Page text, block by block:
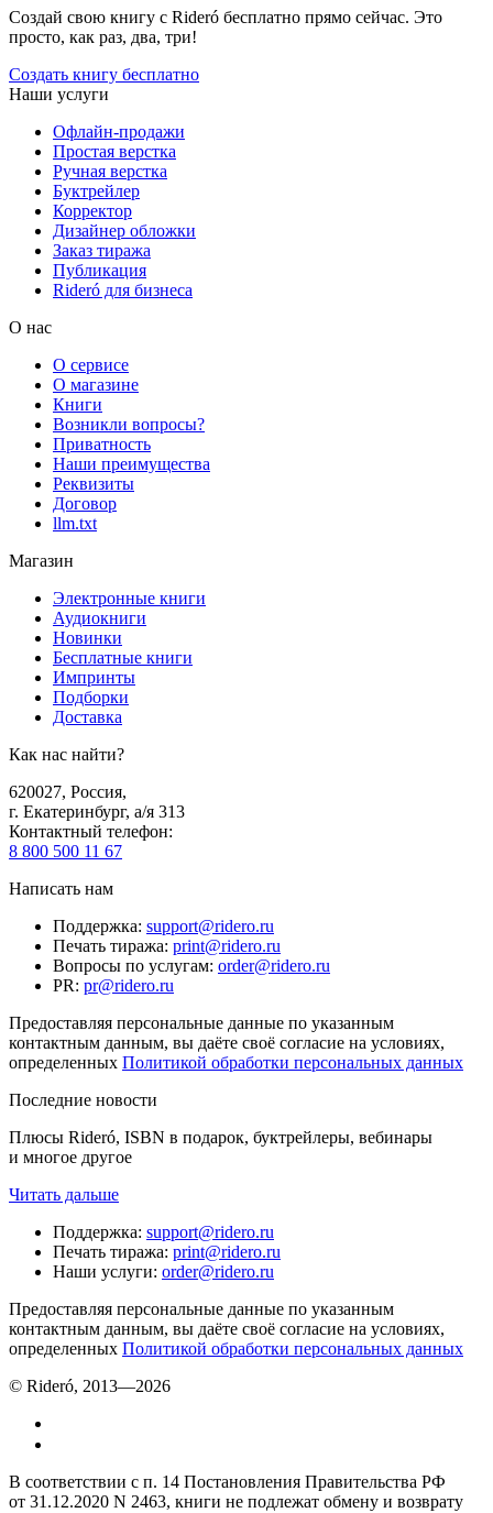
Создай свою книгу с Rideró бесплатно прямо сейчас. Это
просто, как раз, два, три!
Создать книгу бесплатно
Наши услуги
Офлайн-продажи
Простая верстка
Ручная верстка
Буктрейлер
Корректор
Дизайнер обложки
Заказ тиража
Публикация
Rideró для бизнеса
О нас
О сервисе
О магазине
Книги
Возникли вопросы?
Приватность
Наши преимущества
Реквизиты
Договор
llm.txt
Магазин
Электронные книги
Аудиокниги
Новинки
Бесплатные книги
Импринты
Подборки
Доставка
Как нас найти?
620027, Россия,
г. Екатеринбург, а/я 313
Контактный телефон:
8 800 500 11 67
Написать нам
Поддержка: support@ridero.ru
Печать тиража: print@ridero.ru
Вопросы по услугам: order@ridero.ru
PR: pr@ridero.ru
Предоставляя персональные данные по указанным
контактным данным, вы даёте своё согласие на условиях,
определенных Политикой обработки персональных данных
Последние новости
Плюсы Rideró, ISBN в подарок, буктрейлеры, вебинары
и многое другое
Читать дальше
Поддержка: support@ridero.ru
Печать тиража: print@ridero.ru
Наши услуги: order@ridero.ru
Предоставляя персональные данные по указанным
контактным данным, вы даёте своё согласие на условиях,
определенных Политикой обработки персональных данных
© Rideró, 2013—2026
В соответствии с п. 14 Постановления Правительства РФ
от 31.12.2020 N 2463, книги не подлежат обмену и возврату